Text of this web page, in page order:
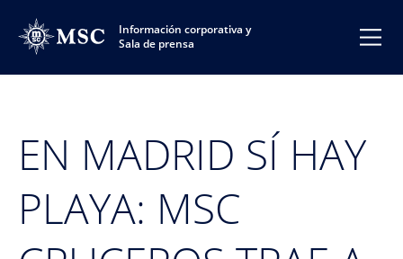
Información corporativa y
Sala de prensa
EN MADRID SÍ HAY
PLAYA: MSC